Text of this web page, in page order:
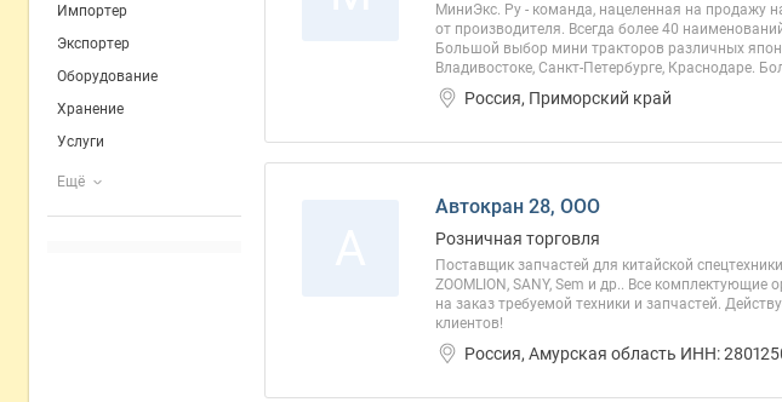
Импортер
Экспортер
Оборудование
Хранение
Услуги
Ещё
МиниЭкс. Ру - команда, нацеленная на продажу
от производителя. Всегда более 40
Большой выбор мини тракторов различных
Владивостоке, Санкт-Петербурге, Краснодаре.
Россия, Приморский край
Автокран 28, ООО
Розничная торговля
Поставщик запчастей для китайской
ZOOMLION, SANY, Sem и др.. Все
на заказ требуемой техники и запчастей.
клиентов!
Россия, Амурская область ИНН: